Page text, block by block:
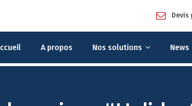
Devis
A propos Nos solutions News